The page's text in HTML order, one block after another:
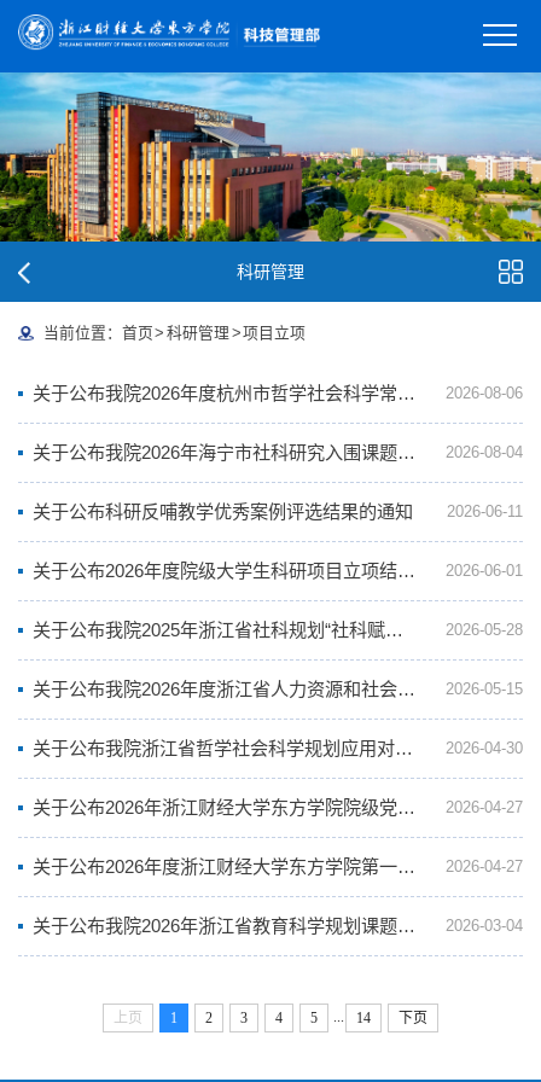
科研管理
当前位置： 首页> 科研管理 >项目立项
关于公布我院2026年度杭州市哲学社会科学常规性规划课题立项名单的通知 2026-08-06
关于公布我院2026年海宁市社科研究入围课题的通知 2026-08-04
关于公布科研反哺教学优秀案例评选结果的通知 2026-06-11
关于公布2026年度院级大学生科研项目立项结果的通知 2026-06-01
关于公布我院2025年浙江省社科规划“社科赋能行动”专项课题立项名单的通知 2026-05-28
关于公布我院2026年度浙江省人力资源和社会保障课题立项名单的通知 2026-05-15
关于公布我院浙江省哲学社会科学规划应用对策（党的二十届三中全会和省委十五届五次全会精神研究阐释）课题立项名单的通知 2026-04-30
关于公布2026年浙江财经大学东方学院院级党风廉政建设专项课题立项项目的通知 2026-04-27
关于公布2026年度浙江财经大学东方学院第一批专项课题（嘉兴市决策咨询研究）预立项的通知 2026-04-27
关于公布我院2026年浙江省教育科学规划课题立项名单的通知 2026-03-04
上页 1 2 3 4 5 ... 14 下页